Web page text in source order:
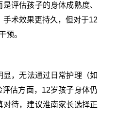
评估孩子的身体成熟度、
术效果更持久，但对于12
预。
，无法通过日常护理（如
估方面，12岁孩子身体仍
待，建议淮南家长选择正